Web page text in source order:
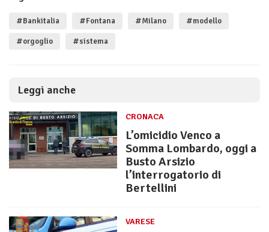
#Bankitalia #Fontana #Milano #modello
#orgoglio #sistema
Leggi anche
CRONACA
L’omicidio Venco a
Somma Lombardo, oggi a
Busto Arsizio
l’interrogatorio di
Bertellini
VARESE